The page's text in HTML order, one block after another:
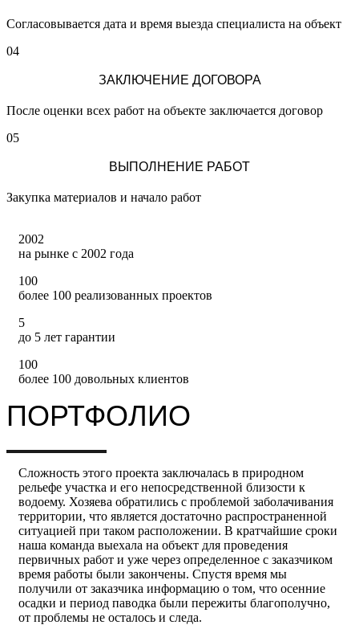
Согласовывается дата и время выезда специалиста на объект
04
ЗАКЛЮЧЕНИЕ ДОГОВОРА
После оценки всех работ на объекте заключается договор
05
ВЫПОЛНЕНИЕ РАБОТ
Закупка материалов и начало работ
2002
на рынке с 2002 года
100
более 100 реализованных проектов
5
до 5 лет гарантии
100
более 100 довольных клиентов
ПОРТФОЛИО
Сложность этого проекта заключалась в природном
рельефе участка и его непосредственной близости к
водоему. Хозяева обратились с проблемой заболачивания
территории, что является достаточно распространенной
ситуацией при таком расположении. В кратчайшие сроки
наша команда выехала на объект для проведения
первичных работ и уже через определенное с заказчиком
время работы были закончены. Спустя время мы
получили от заказчика информацию о том, что осенние
осадки и период паводка были пережиты благополучно,
от проблемы не осталось и следа.